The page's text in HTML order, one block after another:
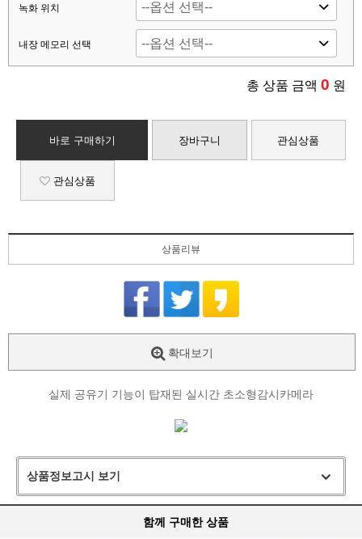
녹화 위치
내장 메모리 선택
총 상품 금액 0 원
바로 구매하기 장바구니 관심상품
관심상품
상품리뷰
확대보기
실제 공유기 기능이 탑재된 실시간 초소형감시카메라
상품정보고시 보기
함께 구매한 상품